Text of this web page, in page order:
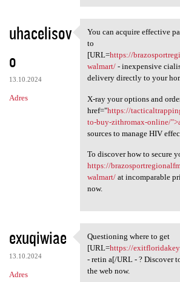
uhacelisov
o
13.10.2024
Adres
You can acquire
You can acquire effective
to
[URL=https://
walmart/- inexpensive
delivery directly to your
X-ray your options and
href="https://
to-buy-zithromax-online/
sources to manage HIV
To discover how to secure
https://
walmart/at incomparable
now.
exuqiwiae
13.10.2024
Adres
Questioning where to
Questioning where to get
[URL=https://
- retin a[/URL - ? Discover
the web now.